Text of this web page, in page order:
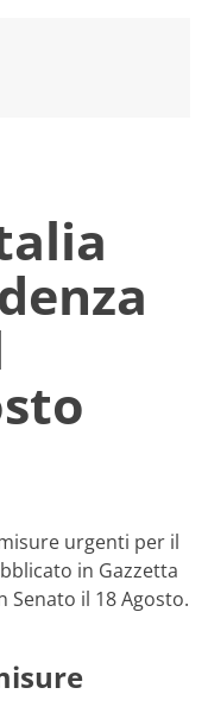
urgenti per il
in Gazzetta
Senato il 18 Agosto.